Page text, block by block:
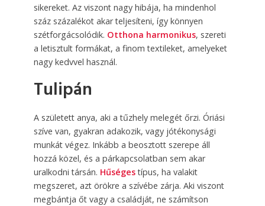
sikereket. Az viszont nagy hibája, ha mindenhol
száz százalékot akar teljesíteni, így könnyen
szétforgácsolódik. Otthona harmonikus, szereti
a letisztult formákat, a finom textileket, amelyeket
nagy kedvvel használ.
Tulipán
A született anya, aki a tűzhely melegét őrzi. Óriási
szíve van, gyakran adakozik, vagy jótékonysági
munkát végez. Inkább a beosztott szerepe áll
hozzá közel, és a párkapcsolatban sem akar
uralkodni társán. Hűségestípus, ha valakit
megszeret, azt örökre a szívébe zárja. Aki viszont
megbántja őt vagy a családját, ne számítson